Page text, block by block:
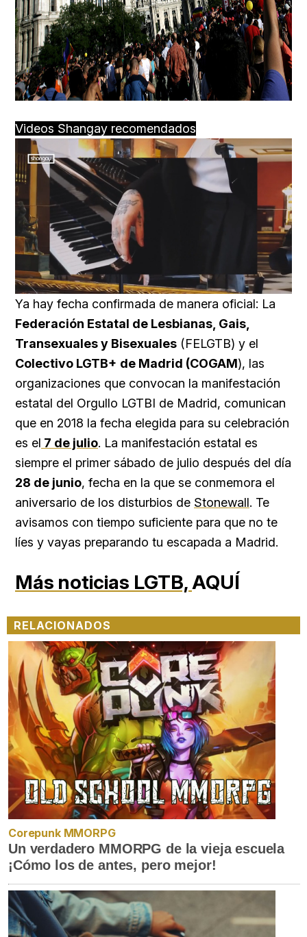
Videos Shangay recomendados
Unmute Loaded
59.22%
Ya hay fecha confirmada de manera oficial: La
Federación Estatal de Lesbianas, Gais,
Transexuales y Bisexuales (FELGTB) y el
Colectivo LGTB+ de Madrid (COGAM), las
organizaciones que convocan la manifestación
estatal del Orgullo LGTBI de Madrid, comunican
que en 2018 la fecha elegida para su celebración
es el 7 de julio. La manifestación estatal es
siempre el primer sábado de julio después del día
28 de junio, fecha en la que se conmemora el
aniversario de los disturbios de Stonewall. Te
avisamos con tiempo suficiente para que no te
líes y vayas preparando tu escapada a Madrid.
Más noticias LGTB,AQUÍ
RELACIONADOS
Corepunk MMORPG
Un verdadero MMORPG de la vieja escuela
¡Cómo los de antes, pero mejor!